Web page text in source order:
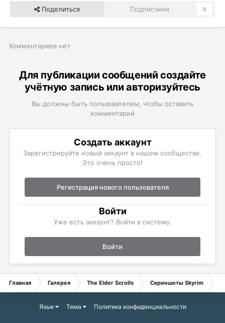
Поделиться Подписчики 0
Комментариев нет
Для публикации сообщений создайте
учётную запись или авторизуйтесь
Вы должны быть пользователем, чтобы оставить
комментарий
Создать аккаунт
Зарегистрируйте новый аккаунт в нашем сообществе.
Это очень просто!
Регистрация нового пользователя
Войти
Уже есть аккаунт? Войти в систему.
Войти
Главная Галерея The Elder Scrolls Скриншоты Skyrim
Язык Тема Политика конфиденциальности